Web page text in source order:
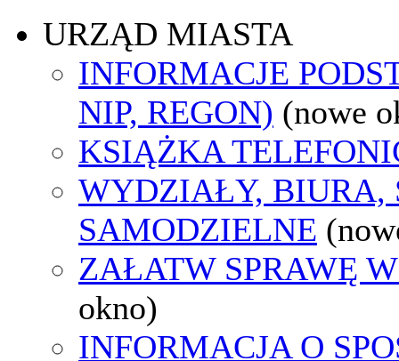
URZĄD MIASTA
INFORMACJE
NIP, REGON) (nowe
KSIĄŻKA
WYDZIAŁY, BIURA,
SAMODZIELNE
ZAŁATW SPRAWĘ
okno)
INFORMACJA O